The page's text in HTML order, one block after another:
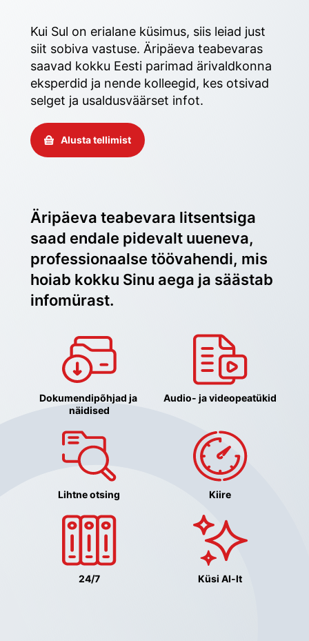
Kui Sul on erialane küsimus, siis leiad just
siit sobiva vastuse. Äripäeva teabevaras
saavad kokku Eesti parimad ärivaldkonna
eksperdid ja nende kolleegid, kes otsivad
selget ja usaldusväärset infot.
Alusta tellimist
Äripäeva teabevara litsentsiga
saad endale pidevalt uueneva,
professionaalse töövahendi, mis
hoiab kokku Sinu aega ja säästab
infomürast.
Dokumendipõhjad ja
näidised
Audio- ja videopeatükid
Lihtne otsing Kiire
24/7 Küsi AI-lt